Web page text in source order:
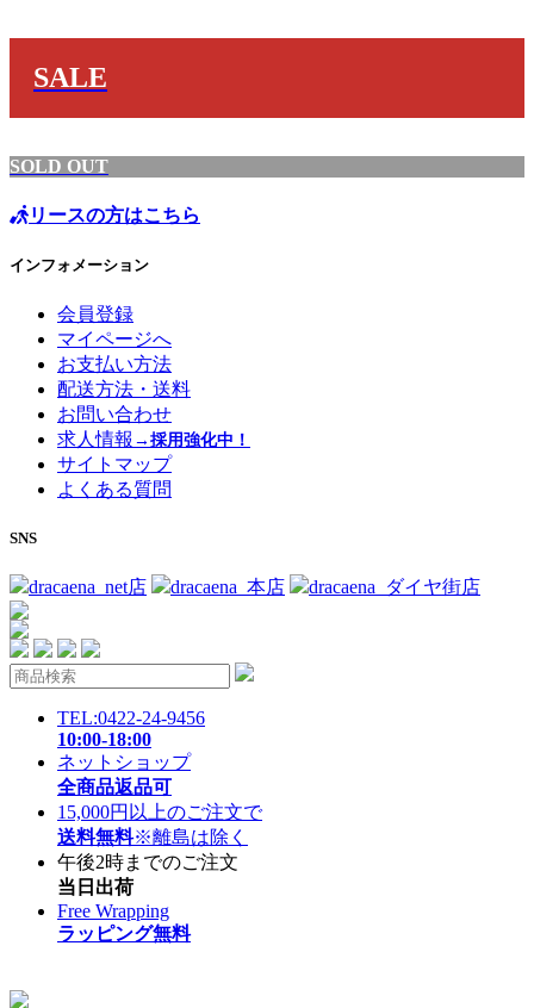
SALE
SOLD OUT
リースの方はこちら
インフォメーション
会員登録
マイページへ
お支払い方法
配送方法・送料
お問い合わせ
求人情報 →採用強化中！
サイトマップ
よくある質問
SNS
dracaena_net店 dracaena_本店 dracaena_ダイヤ街店
TEL:0422-24-9456
10:00-18:00
ネットショップ
全商品返品可
15,000円以上のご注文で
送料無料※離島は除く
午後2時までのご注文
当日出荷
Free Wrapping
ラッピング無料